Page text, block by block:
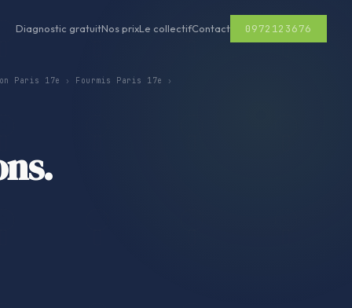
Diagnostic gratuitNos prixLe collectifContact 0972123676
Paris 17e › Fourmis Paris 17e ›